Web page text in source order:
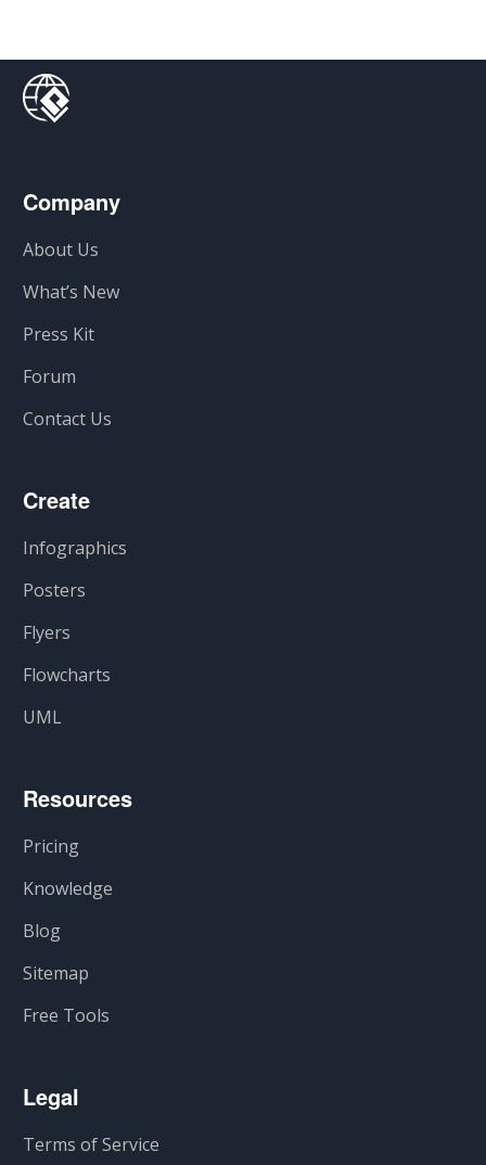
Company
About Us
What’s New
Press Kit
Forum
Contact Us
Create
Infographics
Posters
Flyers
Flowcharts
UML
Resources
Pricing
Knowledge
Blog
Sitemap
Free Tools
Legal
Terms of Service